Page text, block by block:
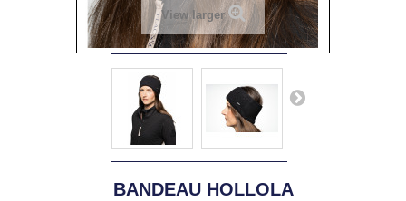
View larger
BANDEAU HOLLOLA